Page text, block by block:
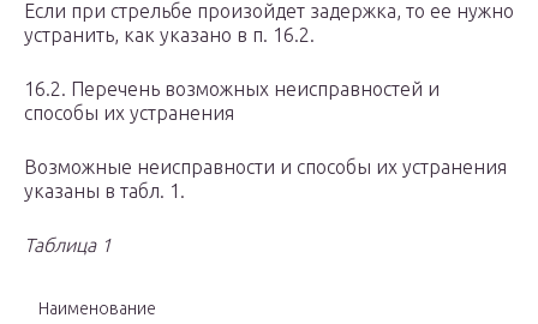
Если при стрельбе произойдет задержка, то ее нужно
устранить, как указано в п. 16.2.
16.2. Перечень возможных неисправностей и
способы их устранения
Возможные неисправности и способы их устранения
указаны в табл. 1.
Таблица 1
Наименование